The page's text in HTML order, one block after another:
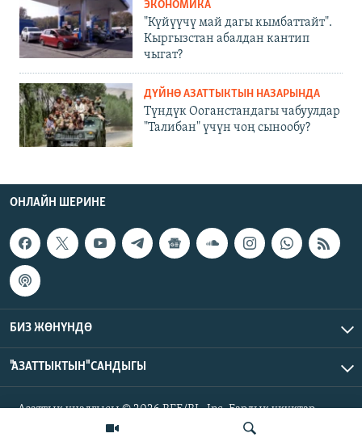
ЭКОНОМИКА
"Күйүүчү май дагы кымбаттайт".
Кыргызстан абалдан кантип
чыгат?
ДҮЙНӨ АЗАТТЫКТЫН НАЗАРЫНДА
Түндүк Ооганстандагы чабуулдар
"Талибан" үчүн чоң сынообу?
ОНЛАЙН ШЕРИНЕ
БИЗ ЖӨНҮНДӨ
"АЗАТТЫКТЫН" САНДЫГЫ
Азаттык үналгысы © 2026 RFE/RL, Inc. Бардык укуктар